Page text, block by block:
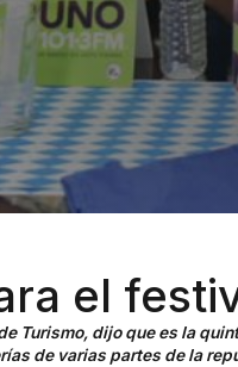
el
Turismo, dijo que es la
de varias partes de la